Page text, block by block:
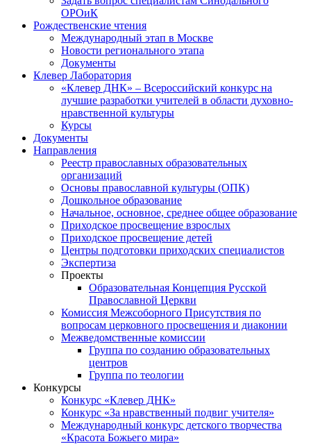
ОРОиК
Рождественские чтения
Международный этап в Москве
Новости регионального этапа
Документы
Клевер Лаборатория
«Клевер ДНК» – Всероссийский конкурс на
лучшие разработки учителей в области духовно-
нравственной культуры
Курсы
Документы
Направления
Реестр православных образовательных
организаций
Основы православной культуры (ОПК)
Дошкольное образование
Начальное, основное, среднее общее образование
Приходское просвещение взрослых
Приходское просвещение детей
Центры подготовки приходских специалистов
Экспертиза
Проекты
Образовательная Концепция Русской
Православной Церкви
Комиссия Межсоборного Присутствия по
вопросам церковного просвещения и диаконии
Межведомственные комиссии
Группа по созданию образовательных
центров
Группа по теологии
Конкурсы
Конкурс «Клевер ДНК»
Конкурс «За нравственный подвиг учителя»
Международный конкурс детского творчества
«Красота Божьего мира»